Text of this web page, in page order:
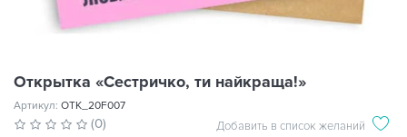
Открытка «Сестричко, ти найкраща!»
Артикул: OTK_20F007
(0) Добавить в список желаний